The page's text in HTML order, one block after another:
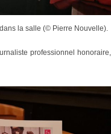
la salle (© Pierre Nouvelle).
professionnel